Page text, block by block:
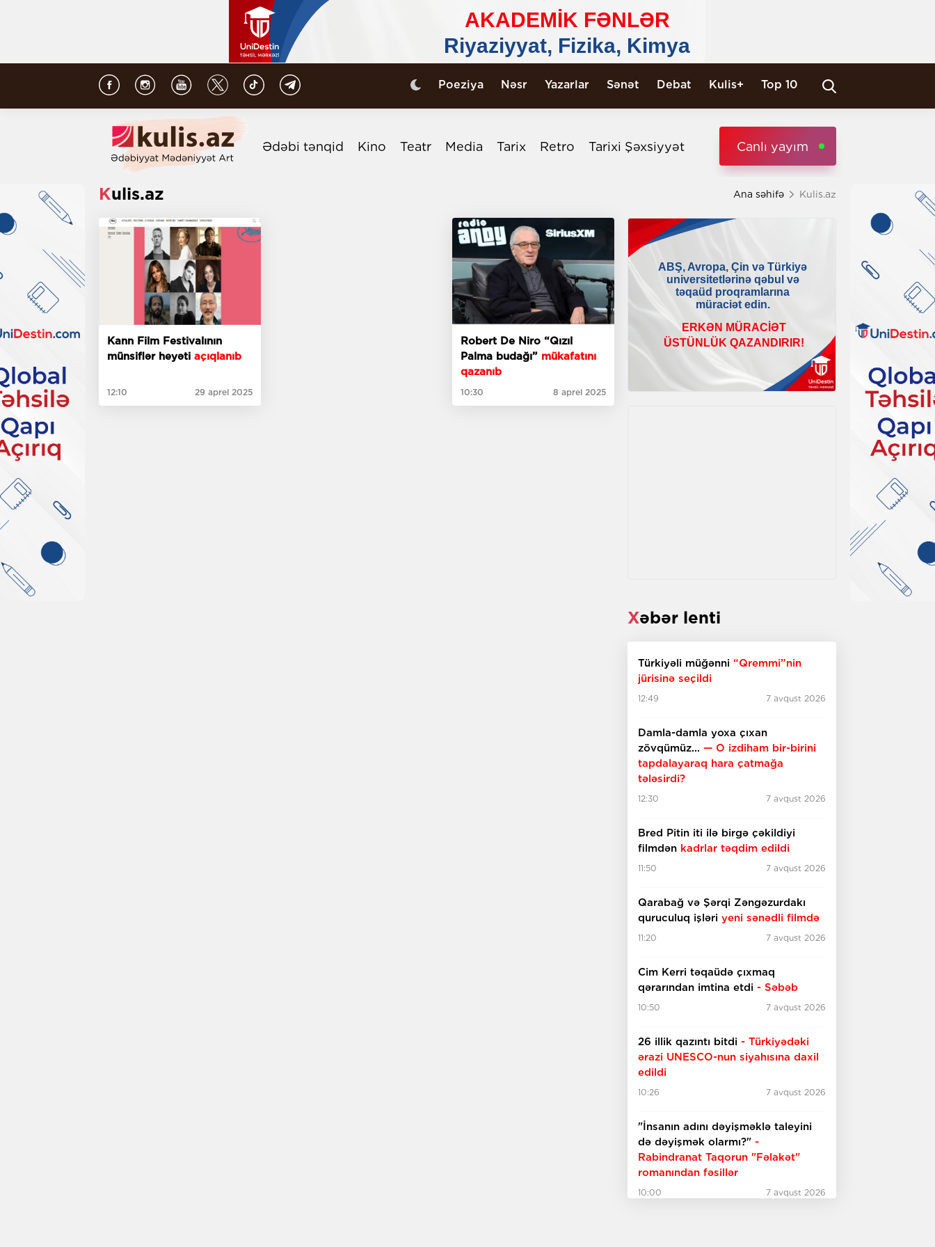
Poeziya Nəsr Yazarlar Sənət Debat Kulis+ Top 10
Ədəbi tənqid Kino Teatr Media Tarix Retro Tarixi Şəxsiyyət Canlı yayım
Kulis.az Ana səhifə Kulis.az
Kann Film Festivalının
münsiflər heyəti açıqlanıb
12:10 29 aprel 2025
Robert De Niro “Qızıl
Palma budağı” mükafatını
qazanıb
10:30 8 aprel 2025
Xəbər lenti
Türkiyəli müğənni “Qremmi”nin
jürisinə seçildi
12:49 7 avqust 2026
Damla-damla yoxa çıxan
zövqümüz... — O izdiham bir-birini
tapdalayaraq hara çatmağa
tələsirdi?
12:30 7 avqust 2026
Bred Pitin iti ilə birgə çəkildiyi
filmdən kadrlar təqdim edildi
11:50 7 avqust 2026
Qarabağ və Şərqi Zəngəzurdakı
quruculuq işləri
yeni sənədli filmdə
11:20 7 avqust 2026
Cim Kerri təqaüdə çıxmaq
qərarından imtina etdi - Səbəb
10:50 7 avqust 2026
26 illik qazıntı bitdi - Türkiyədəki
ərazi UNESCO-nun siyahısına daxil
edildi
10:26 7 avqust 2026
"İnsanın adını dəyişməklə taleyini
də dəyişmək olarmı?" -
Rabindranat Taqorun "Fəlakət"
romanından fəsillər
10:00 7 avqust 2026